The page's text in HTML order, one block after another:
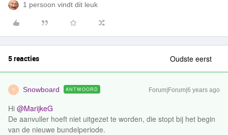
1 persoon vindt dit leuk
5 reacties Oudste eerst
S Snowboard ANTWOORD Forum|Forum|6 years ago
Hi @MarijkeG
De aanvuller hoeft niet uitgezet te worden, die stopt bij het begin
van de nieuwe bundelperiode.